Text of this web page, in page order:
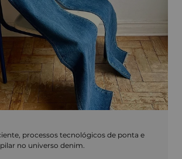
processos tecnológicos de ponta e
no universo denim.